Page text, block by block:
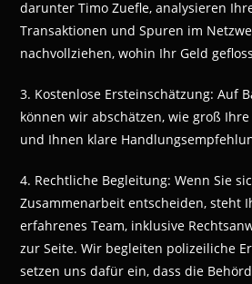
darunter Timo Zuefle, analysieren
Transaktionen und Spuren im
nachvollziehen, wohin Ihr Geld
3. Kostenlose Ersteinschätzung: Auf
können wir abschätzen, wie groß
und Ihnen klare
4. Rechtliche Begleitung: Wenn Sie
Zusammenarbeit entscheiden, steht
erfahrenes Team, inklusive
zur Seite. Wir begleiten polizeiliche
setzen uns dafür ein, dass die